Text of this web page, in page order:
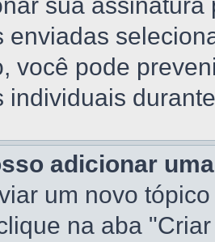
enviadas
você pode
individuais
adicionar
um novo
na aba